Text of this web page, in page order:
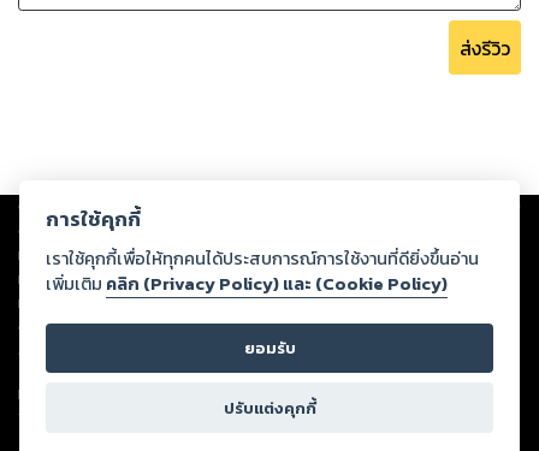
ส่งรีวิว
Copyright © 2026
ต่อผลงานหรือเนื้อหาใดที่อัปโหลดผ่านเว็บไซต์และปรากฏว่าละเมิดสิทธิใน
ทรัพย์สินทางปัญญาของบุคคลอื่นหรือขัดต่อกฎหมายและศีลธรรม ดังนั้น ผู้อ่าน
ทุกท่านโปรดใช้วิจารณญาณในการกลั่นกรองด้วยตนเอง และหากท่านพบว่าส่วน
หนึ่งส่วนใดขัดต่อกฎหมายและศีลธรรม กรุณาแจ้งมายังบริษัท เพื่อทีมงานจะได้
ดำเนินการในทันที ทั้งนี้ ทางสตอรี่ล็อกขอสงวนลิขสิทธิ์ตามพระราชบัญญัติ
ลิขสิทธิ์ พ.ศ. 2537 (ฉบับล่าสุด)
For support: member@ookbee.com
Version
การใช้คุกกี้
เราใช้คุกกี้เพื่อให้ทุกคนได้ประสบการณ์การใช้งานที่ดียิ่งขึ้นอ่าน
เพิ่มเติม คลิก (Privacy Policy) และ (Cookie Policy)
ยอมรับ
ปรับแต่งคุกกี้